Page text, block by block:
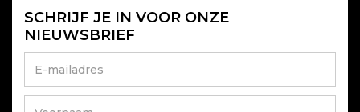
SCHRIJF JE IN VOOR ONZE
NIEUWSBRIEF